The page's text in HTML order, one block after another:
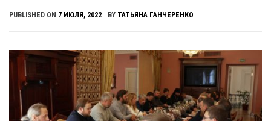
PUBLISHED ON 7 ИЮЛЯ, 2022 BY ТАТЬЯНА ГАНЧЕРЕНКО